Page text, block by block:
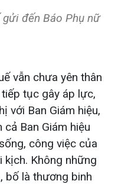
đến Báo Phụ nữ
vẫn chưa yên thân
tục gây áp lực,
với Ban Giám hiệu,
Ban Giám hiệu
công việc của
kịch. Không những
bố là thương binh